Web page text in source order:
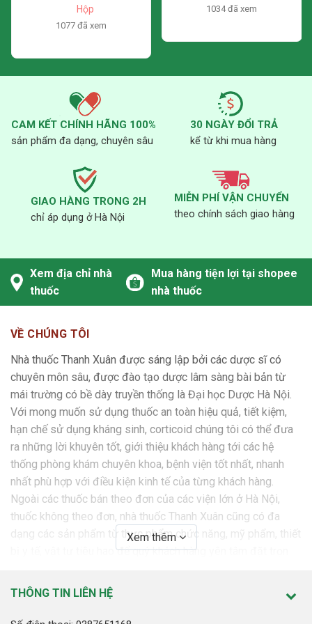
nhiên ORGANIC 100
Giá bán sản phẩm Kem chống nắng thiên nhiên ORGANIC
100 trên thị trường hiện nay dao động trong khoảng tùy
để mua được thuốc đảm bảo chất lượng và giá thành hợp lý
nhất.
“Những thông tin trên chỉ mang tính chất tham khảo, mọi
người nên đến thăm khám và hỏi ý kiến bác sĩ có kiến thức
chuyên môn để sử dụng an toàn và hiệu quả.”
Hộp
1077 đã xem
1034 đã xem
CAM KẾT CHÍNH HÃNG 100%
sản phẩm đa dạng, chuyên sâu
30 NGÀY ĐỔI TRẢ
kể từ khi mua hàng
GIAO HÀNG TRONG 2H
chỉ áp dụng ở Hà Nội
MIỄN PHÍ VẬN CHUYỂN
theo chính sách giao hàng
Xem địa chỉ nhà
thuốc
Mua hàng tiện lợi tại shopee
nhà thuốc
VỀ CHÚNG TÔI
Nhà thuốc Thanh Xuân được sáng lập bởi các dược sĩ có
chuyên môn sâu, được đào tạo dược lâm sàng bài bản từ
mái trường có bề dày truyền thống là Đại học Dược Hà Nội.
Với mong muốn sử dụng thuốc an toàn hiệu quả, tiết kiệm,
hạn chế sử dụng kháng sinh, corticoid chúng tôi có thể đưa
ra những lời khuyên tốt, giới thiệu khách hàng tới các hệ
thống phòng khám chuyên khoa, bệnh viện tốt nhất, nhanh
nhất phù hợp với điều kiện kinh tế của từng khách hàng.
Ngoài các thuốc bán theo đơn của các viện lớn ở Hà Nội,
thuốc không theo đơn, nhà thuốc Thanh Xuân cũng có đa
dạng các sản phẩm từ thực phẩm chức năng, mỹ phẩm, thiết
bị y tế, vật tư tiêu hao để quý khách hàng yên tâm đặt trọn
SỨ MỆNH
Nhà thuốc Thanh Xuân cam kết mang tới những sản phẩm,
Xem thêm
THÔNG TIN LIÊN HỆ